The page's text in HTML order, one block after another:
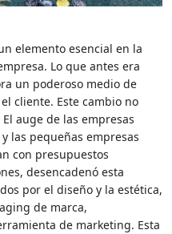
elemento esencial en la
Lo que antes era
un poderoso medio de
cliente. Este cambio no
auge de las empresas
las pequeñas empresas
con presupuestos
desencadenó esta
por el diseño y la estética,
de marca,
de marketing. Esta